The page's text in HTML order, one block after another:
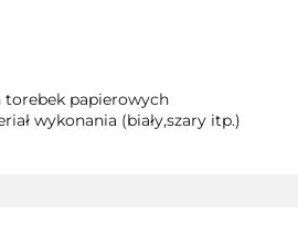
papierowych
wykonania (biały,szary itp.)